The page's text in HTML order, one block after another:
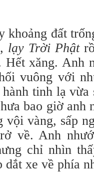
khoảng đất
lạy Trời Phật
Hết xăng. Anh
vuông với
tinh lạ vừa
bao giờ anh
vàng, sấp
về. Anh
chỉ nhìn
dắt xe về phía